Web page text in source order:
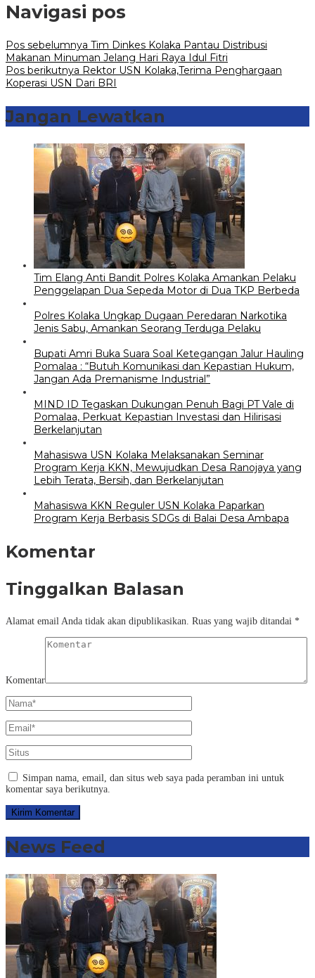
Navigasi pos
Pos sebelumnya Tim Dinkes Kolaka Pantau Distribusi
Makanan Minuman Jelang Hari Raya Idul Fitri
Pos berikutnya Rektor USN Kolaka,Terima Penghargaan
Koperasi USN Dari BRI
Jangan Lewatkan
Tim Elang Anti Bandit Polres Kolaka Amankan Pelaku
Penggelapan Dua Sepeda Motor di Dua TKP Berbeda
Polres Kolaka Ungkap Dugaan Peredaran Narkotika
Jenis Sabu, Amankan Seorang Terduga Pelaku
Bupati Amri Buka Suara Soal Ketegangan Jalur Hauling
Pomalaa : “Butuh Komunikasi dan Kepastian Hukum,
Jangan Ada Premanisme Industrial”
MIND ID Tegaskan Dukungan Penuh Bagi PT Vale di
Pomalaa, Perkuat Kepastian Investasi dan Hilirisasi
Berkelanjutan
Mahasiswa USN Kolaka Melaksanakan Seminar
Program Kerja KKN, Mewujudkan Desa Ranojaya yang
Lebih Terata, Bersih, dan Berkelanjutan
Mahasiswa KKN Reguler USN Kolaka Paparkan
Program Kerja Berbasis SDGs di Balai Desa Ambapa
Komentar
Tinggalkan Balasan
Alamat email Anda tidak akan dipublikasikan. Ruas yang wajib ditandai *
Komentar
Simpan nama, email, dan situs web saya pada peramban ini untuk
komentar saya berikutnya.
News Feed